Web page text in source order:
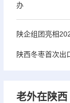
办
陕企组团亮相
陕西冬枣首次出
老外在陕西